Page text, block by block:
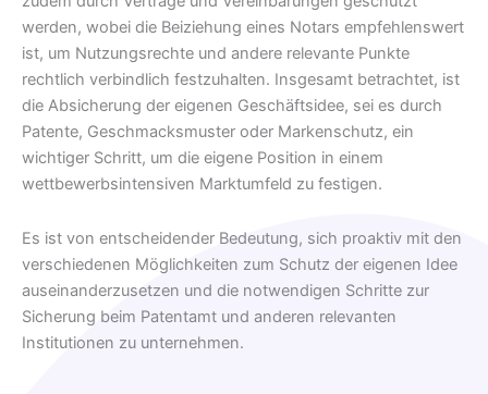
werden, wobei die Beiziehung eines Notars empfehlenswert
ist, um Nutzungsrechte und andere relevante Punkte
rechtlich verbindlich festzuhalten. Insgesamt betrachtet, ist
die Absicherung der eigenen Geschäftsidee, sei es durch
Patente, Geschmacksmuster oder Markenschutz, ein
wichtiger Schritt, um die eigene Position in einem
wettbewerbsintensiven Marktumfeld zu festigen.
Es ist von entscheidender Bedeutung, sich proaktiv mit den
verschiedenen Möglichkeiten zum Schutz der eigenen Idee
auseinanderzusetzen und die notwendigen Schritte zur
Sicherung beim Patentamt und anderen relevanten
Institutionen zu unternehmen.